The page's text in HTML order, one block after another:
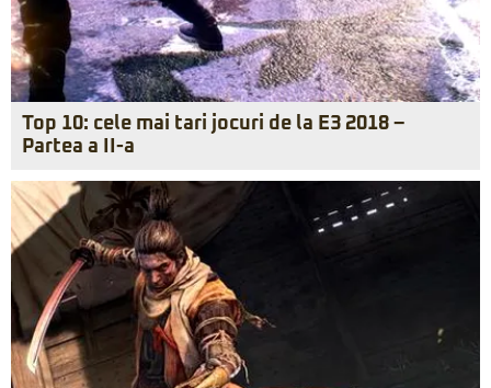
Top 10: cele mai tari jocuri de la E3 2018 –
Partea a II-a